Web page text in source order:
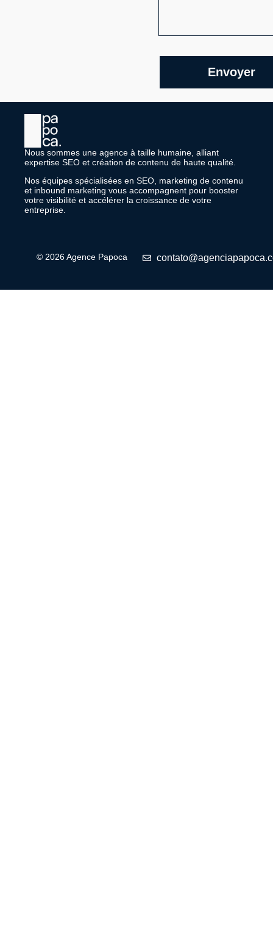
Envoyer
Nous sommes une agence à taille humaine, alliant
expertise SEO et création de contenu de haute qualité.
Nos équipes spécialisées en SEO, marketing de contenu
et inbound marketing vous accompagnent pour booster
votre visibilité et accélérer la croissance de votre
entreprise.
© 2026 Agence Papoca